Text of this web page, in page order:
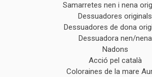
Samarretes nen i nena
Dessuadores originals
Dessuadores de dona
Dessuadora nen/nena
Nadons
Acció pel català
Coloraines de la mare